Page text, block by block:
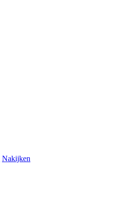
Nakijken